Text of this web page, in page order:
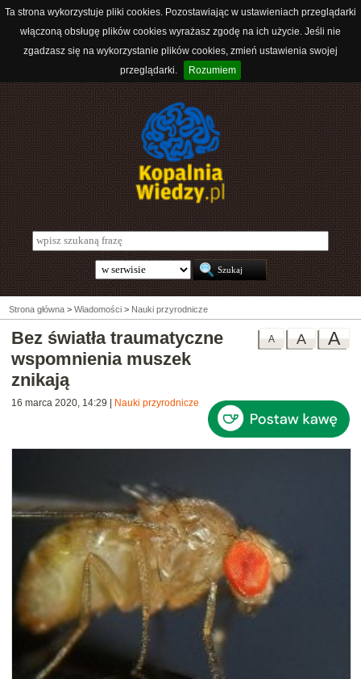
Ta strona wykorzystuje pliki cookies. Pozostawiając w ustawieniach przeglądarki
włączoną obsługę plików cookies wyrażasz zgodę na ich użycie. Jeśli nie
zgadzasz się na wykorzystanie plików cookies, zmień ustawienia swojej
przeglądarki.
Rozumiem
Strona główna > Wiadomości > Nauki przyrodnicze
A
A
A
Bez światła traumatyczne
wspomnienia muszek
znikają
16 marca 2020, 14:29 Nauki przyrodnicze